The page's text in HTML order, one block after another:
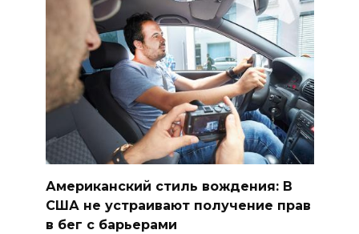
Американский стиль вождения: В
США не устраивают получение прав
в бег с барьерами